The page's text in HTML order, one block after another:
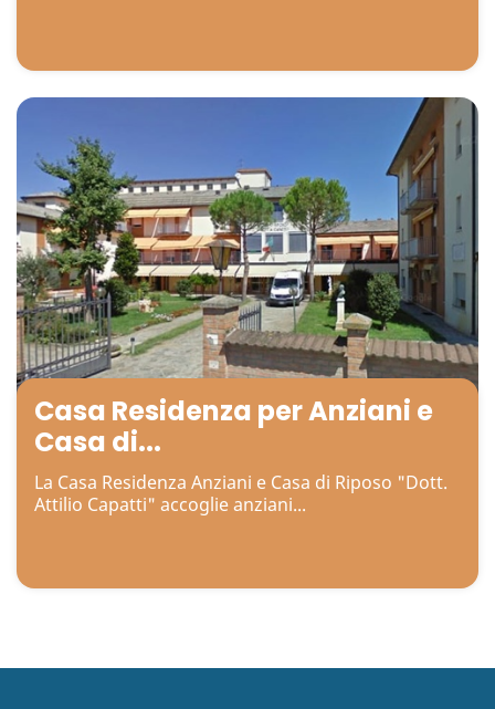
Casa Residenza per Anziani e
Casa di...
La Casa Residenza Anziani e Casa di Riposo "Dott.
Attilio Capatti" accoglie anziani...